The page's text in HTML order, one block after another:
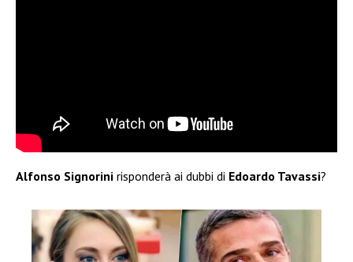
Alfonso Signorini risponderà ai dubbi di Edoardo Tavassi?